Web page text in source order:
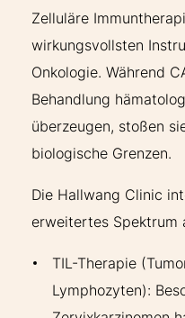
Zelluläre
wirkungsvollsten
Onkologie. Während
Behandlung
überzeugen, stoßen
biologische Grenzen.
Die Hallwang Clinic
erweitertes Spektrum
TIL-Therapie
Lymphozyten):